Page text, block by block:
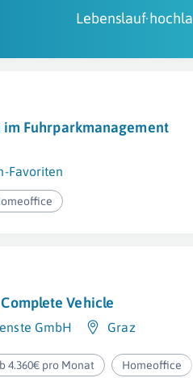
Lebenslauf
Fuhrparkmanagement
Favoriten
Vehicle
GmbH Graz
4.360€ pro Monat Homeoffice